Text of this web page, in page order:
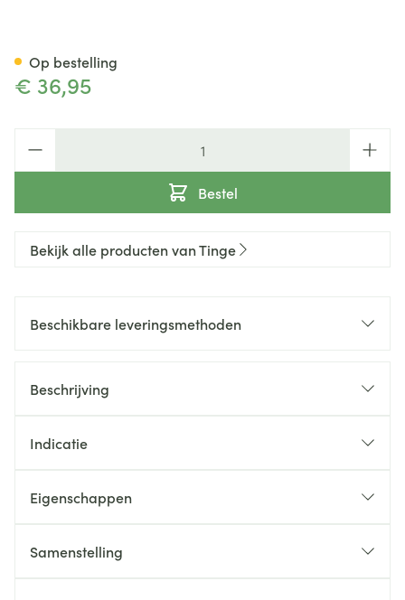
€ 36,95
Bestel
Op bestelling
Bekijk alle producten van Tinge
Beschikbare leveringsmethoden
Beschrijving
Indicatie
Eigenschappen
Samenstelling